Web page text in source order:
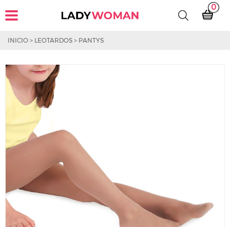
0
INICIO > LEOTARDOS > PANTYS